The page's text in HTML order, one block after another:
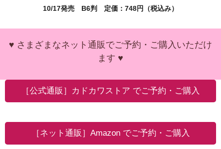
10/17発売 B6判 定価：748円（税込み）
♥ さまざまなネット通販でご予約・ご購入いただけ
ます ♥
［公式通販］カドカワストア でご予約・ご購入
［ネット通販］Amazon でご予約・ご購入